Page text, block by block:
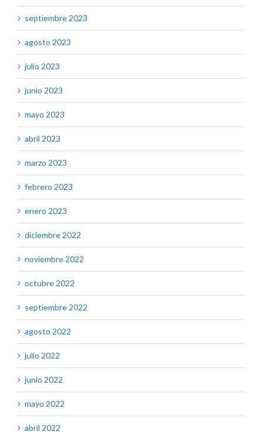
septiembre 2023
agosto 2023
julio 2023
junio 2023
mayo 2023
abril 2023
marzo 2023
febrero 2023
enero 2023
diciembre 2022
noviembre 2022
octubre 2022
septiembre 2022
agosto 2022
julio 2022
junio 2022
mayo 2022
abril 2022